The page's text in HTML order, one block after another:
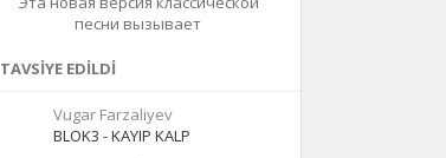
песни вызывает
TAVSIYE EDILDI
Vugar Farzaliyev
BLOK3 - KAYIP KALP